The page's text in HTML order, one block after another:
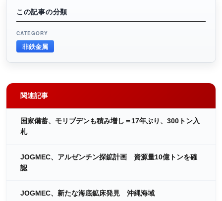
この記事の分類
CATEGORY
非鉄金属
関連記事
国家備蓄、モリブデンも積み増し＝17年ぶり、300トン入
札
JOGMEC、アルゼンチン探鉱計画 資源量10億トンを確
認
JOGMEC、新たな海底鉱床発見 沖縄海域